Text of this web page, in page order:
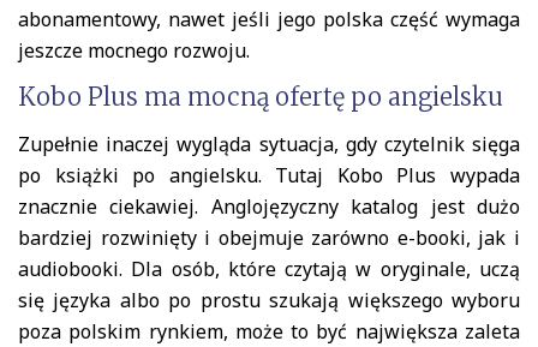
abonamentowy, nawet jeśli jego polska część wymaga
jeszcze mocnego rozwoju.
Kobo Plus ma mocną ofertę po angielsku
Zupełnie inaczej wygląda sytuacja, gdy czytelnik sięga
po książki po angielsku. Tutaj Kobo Plus wypada
znacznie ciekawiej. Anglojęzyczny katalog jest dużo
bardziej rozwinięty i obejmuje zarówno e-booki, jak i
audiobooki. Dla osób, które czytają w oryginale, uczą
się języka albo po prostu szukają większego wyboru
poza polskim rynkiem, może to być największa zaleta